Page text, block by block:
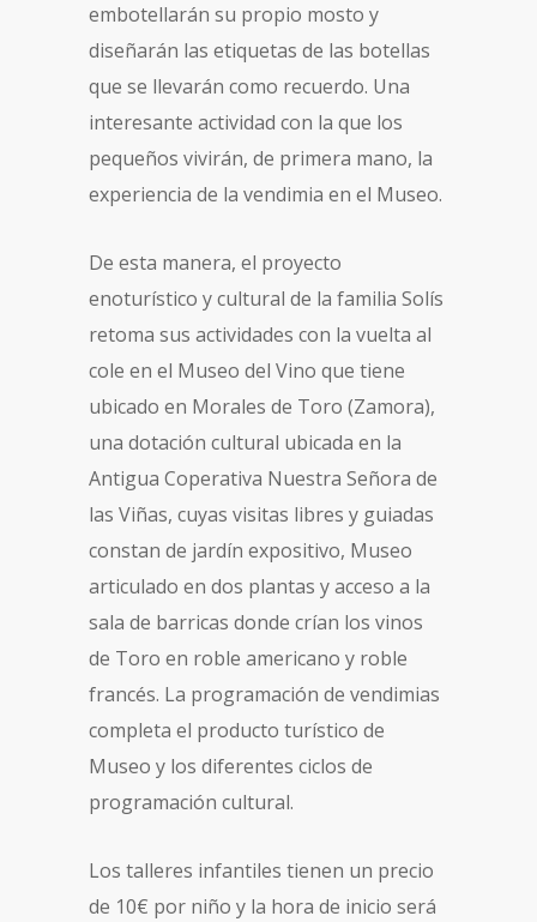
embotellarán su propio mosto y
diseñarán las etiquetas de las botellas
que se llevarán como recuerdo. Una
interesante actividad con la que los
pequeños vivirán, de primera mano, la
experiencia de la vendimia en el Museo.
De esta manera, el proyecto
enoturístico y cultural de la familia Solís
retoma sus actividades con la vuelta al
cole en el Museo del Vino que tiene
ubicado en Morales de Toro (Zamora),
una dotación cultural ubicada en la
Antigua Coperativa Nuestra Señora de
las Viñas, cuyas visitas libres y guiadas
constan de jardín expositivo, Museo
articulado en dos plantas y acceso a la
sala de barricas donde crían los vinos
de Toro en roble americano y roble
francés. La programación de vendimias
completa el producto turístico de
Museo y los diferentes ciclos de
programación cultural.
Los talleres infantiles tienen un precio
de 10€ por niño y la hora de inicio será